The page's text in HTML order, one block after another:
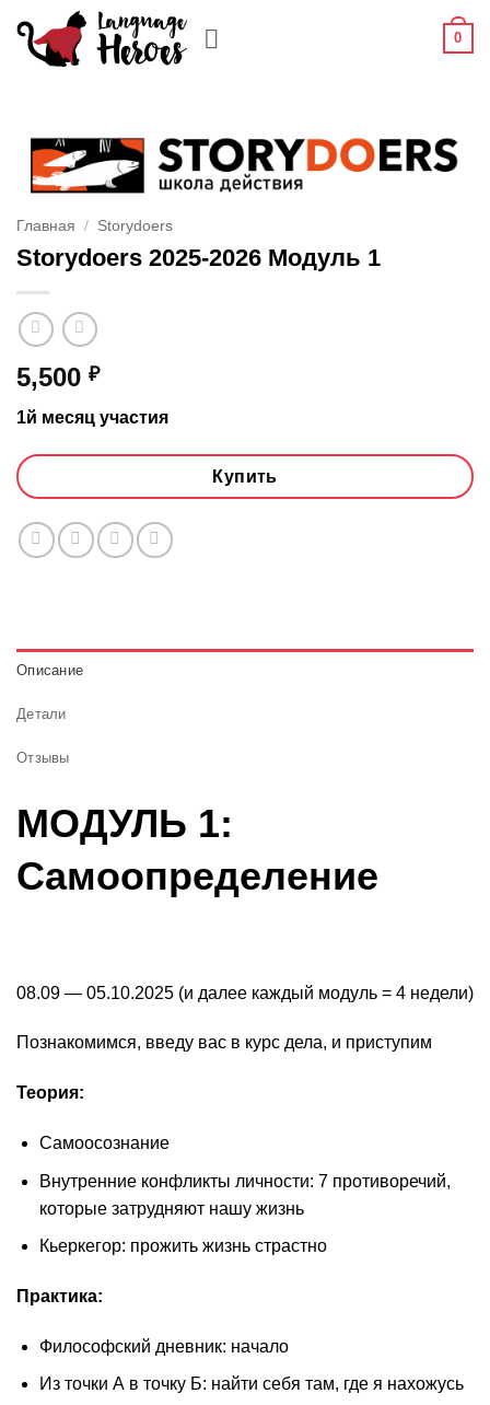
content
0
Главная / Storydoers
Storydoers 2025-2026 Модуль 1
5,500 ₽
1й месяц участия
Купить
Описание
Детали
Отзывы
МОДУЛЬ 1:
Самоопределение
08.09 — 05.10.2025 (и далее каждый модуль = 4 недели)
Познакомимся, введу вас в курс дела, и приступим
Теория:
Самоосознание
Внутренние конфликты личности: 7 противоречий,
которые затрудняют нашу жизнь
Кьеркегор: прожить жизнь страстно
Практика:
Философский дневник: начало
Из точки А в точку Б: найти себя там, где я нахожусь